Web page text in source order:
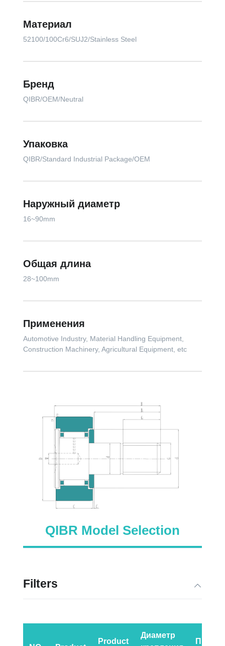
Материал
52100/100Cr6/SUJ2/Stainless Steel
Бренд
QIBR/OEM/Neutral
Упаковка
QIBR/Standard Industrial Package/OEM
Наружный диаметр
16~90mm
Общая длина
28~100mm
Применения
Automotive Industry, Material Handling Equipment,
Construction Machinery, Agricultural Equipment, etc
QIBR Model Selection
Filters
Product
Диаметр